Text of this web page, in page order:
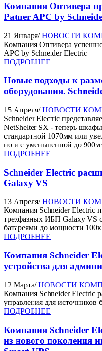
Компания Оптивера
Patner APC by
21 Января/ НОВОСТИ
Компания Оптивера успешно
APC by Schneider Electric
ПОДРОБНЕЕ
Новые подходы к
оборудования.
15 Апреля/ НОВОСТИ
Schneider Electric
NetShelter SX - теперь
стандартной 1070мм или
но и с уменьшенной до
ПОДРОБНЕЕ
Schneider Electric
Galaxy VS
13 Апреля/ НОВОСТИ
Компания Schneider Electric
трехфазных ИБП Galaxy VS
батареями до мощности
ПОДРОБНЕЕ
Компания Schneider
устройства для
12 Марта/ НОВОСТИ
Компания Schneider Electric
управления для источников
ПОДРОБНЕЕ
Компания Schneider
из нового поколения